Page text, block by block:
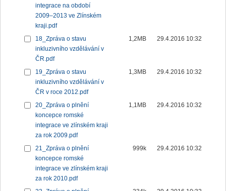
integrace na období
2009–2013 ve Zlínském
kraji.pdf
18_Zpráva o stavu
inkluzivního vzdělávání v
ČR.pdf
1,2MB 29.4.2016 10:32
19_Zpráva o stavu
inkluzivního vzdělávání v
ČR v roce 2012.pdf
1,3MB 29.4.2016 10:32
20_Zpráva o plnění
koncepce romské
integrace ve zlínském kraji
za rok 2009.pdf
1,1MB 29.4.2016 10:32
21_Zpráva o plnění
koncepce romské
integrace ve zlínském kraji
za rok 2010.pdf
999k 29.4.2016 10:32